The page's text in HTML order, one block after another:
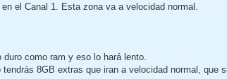
el Canal 1. Esta zona va a velocidad normal.
como ram y eso lo hará lento.
8GB extras que iran a velocidad normal, que